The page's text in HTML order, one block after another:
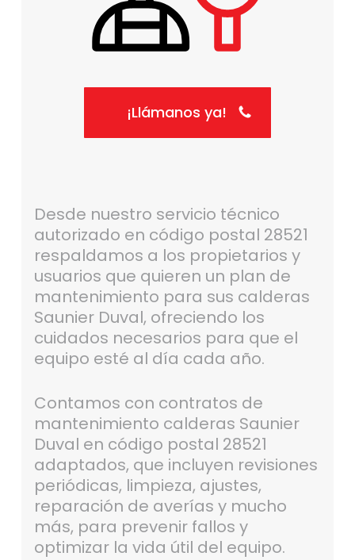
¡Llámanos ya!
Desde nuestro servicio técnico
autorizado en código postal 28521
respaldamos a los propietarios y
usuarios que quieren un plan de
mantenimiento para sus calderas
Saunier Duval, ofreciendo los
cuidados necesarios para que el
equipo esté al día cada año.
Contamos con contratos de
mantenimiento calderas Saunier
Duval en código postal 28521
adaptados, que incluyen revisiones
periódicas, limpieza, ajustes,
reparación de averías y mucho
más, para prevenir fallos y
optimizar la vida útil del equipo.